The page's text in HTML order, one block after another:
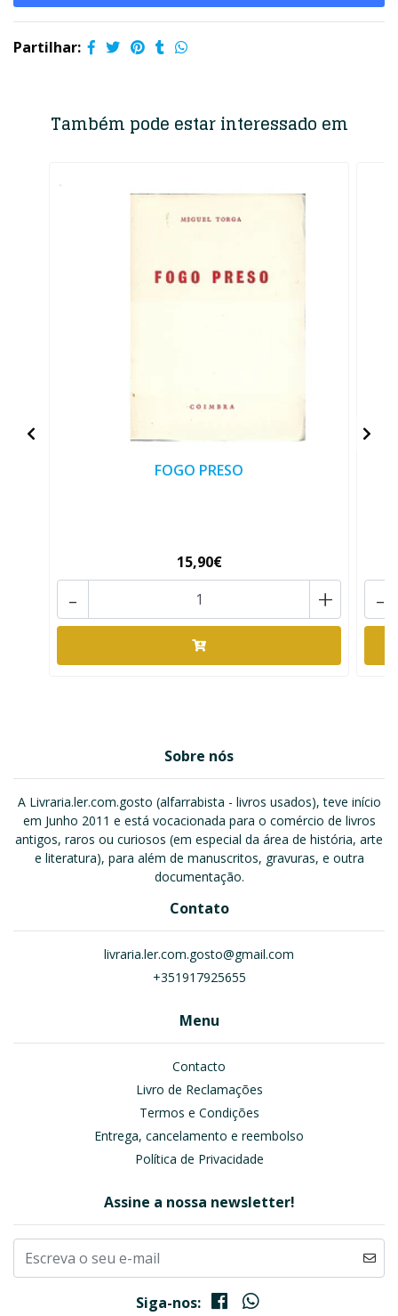
Partilhar:
Também pode estar interessado em
FOGO PRESO
15,90€
+
- -
Sobre nós
A Livraria.ler.com.gosto (alfarrabista - livros usados), teve início
em Junho 2011 e está vocacionada para o comércio de livros
antigos, raros ou curiosos (em especial da área de história, arte
e literatura), para além de manuscritos, gravuras, e outra
documentação.
Contato
livraria.ler.com.gosto@gmail.com
+351917925655
Menu
Contacto
Livro de Reclamações
Termos e Condições
Entrega, cancelamento e reembolso
Política de Privacidade
Assine a nossa newsletter!
Siga-nos: